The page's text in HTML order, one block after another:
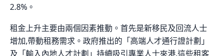
2.8%。
租金上升主要由兩個因素推動。首先是新移民及回流人士
增加,帶動租務需求。政府推出的「高端人才通行證計劃」
及「輸入內地人才計劃」持續吸引專業人士來港,這些租客